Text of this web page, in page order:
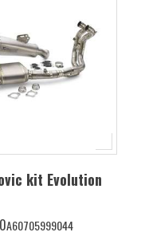
kit Evolution
A60705999044